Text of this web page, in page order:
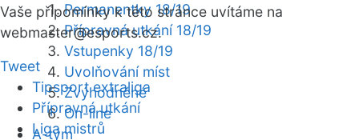
Permanentky 18/19
Přípravná utkání 18/19
Vstupenky 18/19
Uvolňování míst
Zvýhodněné
On-line
A-tým
Vaše připomínky k této stránce uvítáme na
webmaster@esports.cz.
Tweet
Tipsport extraliga
Přípravná utkání
Liga mistrů